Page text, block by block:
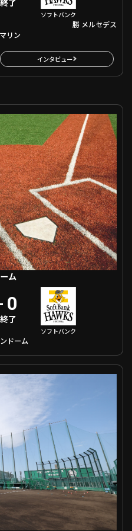
ソフトバンク
勝 メルセデス
リン
インタビュー
ム
0
了
ソフトバンク
ドーム